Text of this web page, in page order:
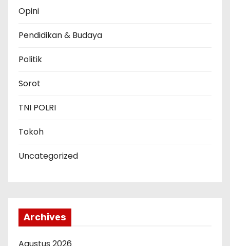
Opini
Pendidikan & Budaya
Politik
Sorot
TNI POLRI
Tokoh
Uncategorized
Archives